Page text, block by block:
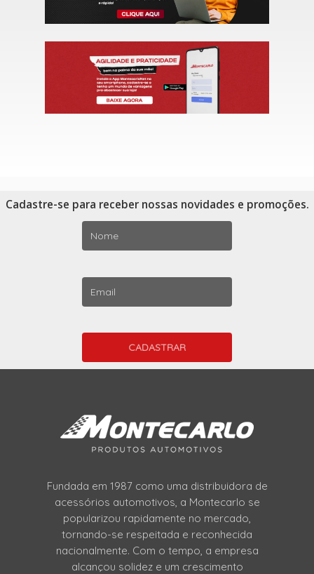
https://play.google.com/
Cadastre-se para receber nossas novidades e promoções.
Fundada em 1987 como uma distribuidora de
acessórios automotivos, a Montecarlo se
popularizou rapidamente no mercado,
tornando-se respeitada e reconhecida
nacionalmente. Com o tempo, a empresa
alcançou solidez e um crescimento